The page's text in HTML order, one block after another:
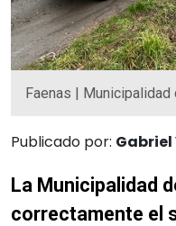
Faenas |
Publicado por:
La Municipalidad
correctamente el